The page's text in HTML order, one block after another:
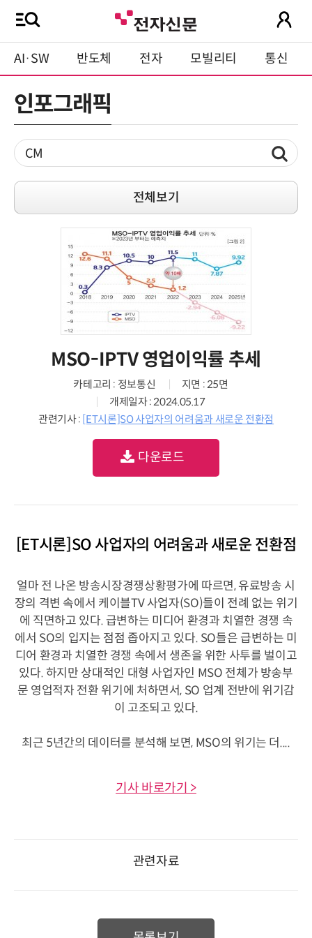
AI·SW 반도체 전자 모빌리티 통신
인포그래픽
전체보기
MSO-IPTV 영업이익률 추세
카테고리 : 정보통신
지면 : 25면
개제일자 : 2024.05.17
관련기사 : [ET시론]SO 사업자의 어려움과 새로운 전환점
다운로드
[ET시론]SO 사업자의 어려움과 새로운 전환점
얼마 전 나온 방송시장경쟁상황평가에 따르면, 유료방송 시
장의 격변 속에서 케이블TV 사업자(SO)들이 전례 없는 위기
에 직면하고 있다. 급변하는 미디어 환경과 치열한 경쟁 속
에서 SO의 입지는 점점 좁아지고 있다. SO들은 급변하는 미
디어 환경과 치열한 경쟁 속에서 생존을 위한 사투를 벌이고
있다. 하지만 상대적인 대형 사업자인 MSO 전체가 방송부
문 영업적자 전환 위기에 처하면서, SO 업계 전반에 위기감
이 고조되고 있다.
최근 5년간의 데이터를 분석해 보면, MSO의 위기는 더....
기사 바로가기 >
관련자료